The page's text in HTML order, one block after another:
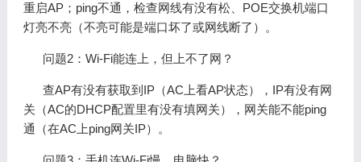
重启AP；ping不通，检查网线有没有松、POE交换机端口
灯亮不亮（不亮可能是端口坏了或网线断了）。
问题2：Wi-Fi能连上，但上不了网？
查AP有没有获取到IP（AC上看AP状态），IP有没有网
关（AC的DHCP配置里有没有填网关），网关能不能ping
通（在AC上ping网关IP）。